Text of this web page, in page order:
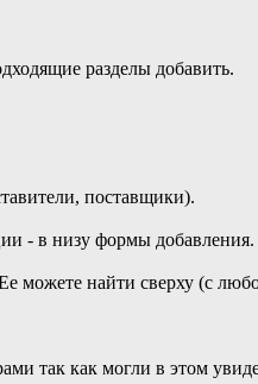
разделы добавить.
поставщики).
- в низу формы добавления.
найти сверху (с
так как могли в этом